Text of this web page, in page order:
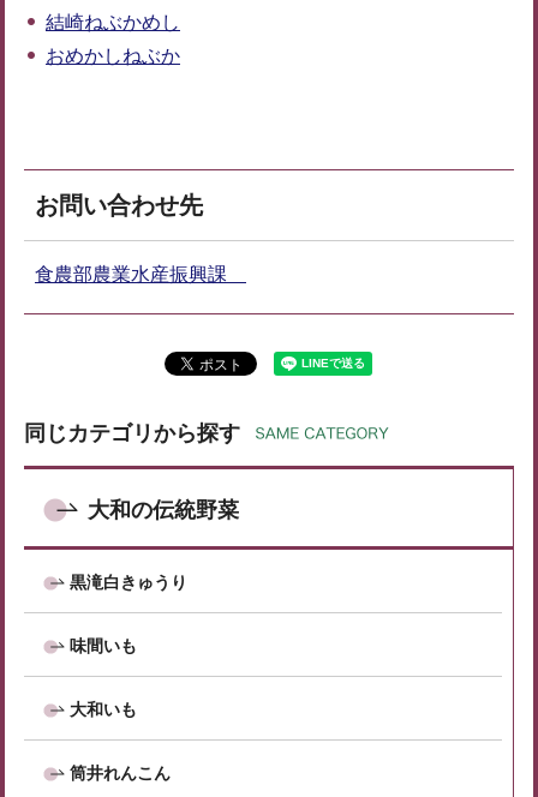
結崎ねぶかめし
おめかしねぶか
お問い合わせ先
食農部農業水産振興課
同じカテゴリから探す
大和の伝統野菜
黒滝白きゅうり
味間いも
大和いも
筒井れんこん